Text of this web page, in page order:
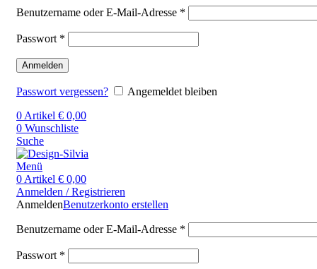
Benutzername oder E-Mail-Adresse *
Passwort *
Anmelden
Passwort vergessen?
Angemeldet bleiben
0 Artikel € 0,00
0 Wunschliste
Suche
Menü
0 Artikel € 0,00
Anmelden / Registrieren
AnmeldenBenutzerkonto erstellen
Benutzername oder E-Mail-Adresse *
Passwort *